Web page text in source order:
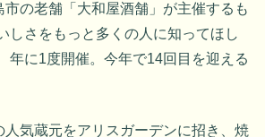
市の老舗「大和屋酒舗」が主催するも
しさをもっと多くの人に知ってほし
年に1度開催。今年で14回目を迎える
人気蔵元をアリスガーデンに招き、焼